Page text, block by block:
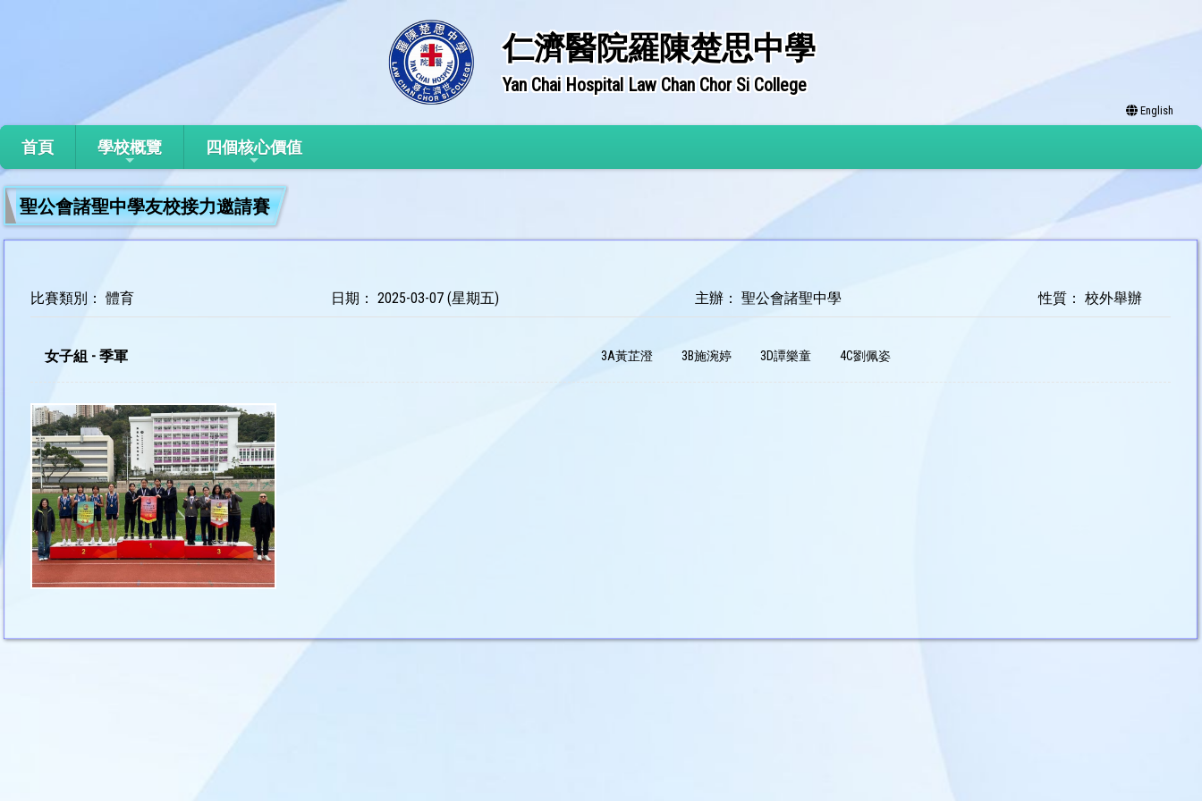
仁濟醫院羅陳楚思中學
Yan Chai Hospital Law Chan Chor Si College
English
首頁 學校概覽 四個核心價值
聖公會諸聖中學友校接力邀請賽
比賽類別： 體育 日期： 2025-03-07 (星期五) 主辦： 聖公會諸聖中學 性質： 校外舉辦
女子組 - 季軍 3A黃芷澄 3B施涴婷 3D譚樂童 4C劉佩姿